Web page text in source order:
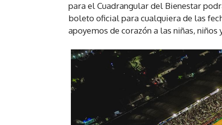
para el Cuadrangular del Bienestar
boleto oficial para cualquiera de las
apoyemos de corazón a las niñas,